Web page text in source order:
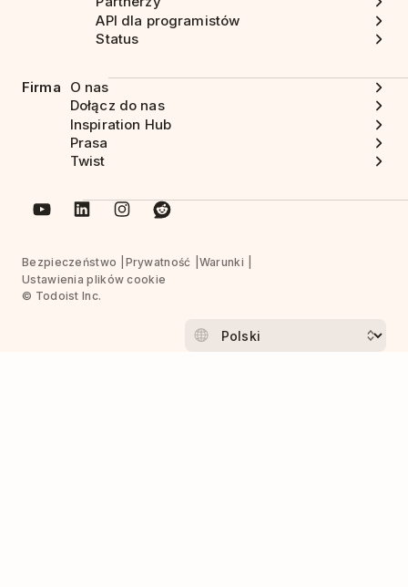
API dla programistów
Status
Firma
O nas
Dołącz do nas
Inspiration Hub
Prasa
Twist
Bezpieczeństwo Prywatność
Warunki
Ustawienia plików cookie
© Todoist Inc.